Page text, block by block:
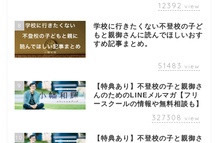
12392 view
8
学校に行きたくない不登校の子ど
もと親御さんに読んでほしいおす
すめ記事まとめ。
51483 view
9
【特典あり】不登校の子と親御さ
んのためのLINEメルマガ【フリ
ースクールの情報や無料相談も】
327308 view
10
【特典あり】不登校の子と親御さ